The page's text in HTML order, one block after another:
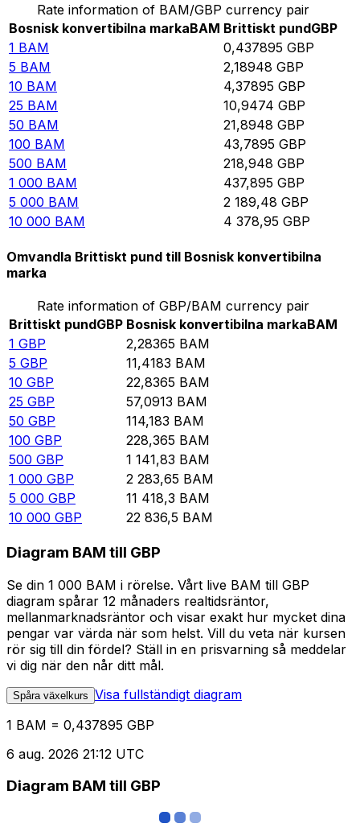
Rate information of BAM/GBP currency pair
Bosnisk konvertibilna markaBAM Brittiskt pundGBP
1 BAM 0,437895 GBP
5 BAM 2,18948 GBP
10 BAM 4,37895 GBP
25 BAM 10,9474 GBP
50 BAM 21,8948 GBP
100 BAM 43,7895 GBP
500 BAM 218,948 GBP
1 000 BAM 437,895 GBP
5 000 BAM 2 189,48 GBP
10 000 BAM 4 378,95 GBP
Omvandla Brittiskt pund till Bosnisk konvertibilna
marka
Rate information of GBP/BAM currency pair
Brittiskt pundGBP Bosnisk konvertibilna markaBAM
1 GBP 2,28365 BAM
5 GBP 11,4183 BAM
10 GBP 22,8365 BAM
25 GBP 57,0913 BAM
50 GBP 114,183 BAM
100 GBP 228,365 BAM
500 GBP 1 141,83 BAM
1 000 GBP 2 283,65 BAM
5 000 GBP 11 418,3 BAM
10 000 GBP 22 836,5 BAM
Diagram BAM till GBP
Se din 1 000 BAM i rörelse. Vårt live BAM till GBP
diagram spårar 12 månaders realtidsräntor,
mellanmarknadsräntor och visar exakt hur mycket dina
pengar var värda när som helst. Vill du veta när kursen
rör sig till din fördel? Ställ in en prisvarning så meddelar
vi dig när den når ditt mål.
Spåra växelkurs Visa fullständigt diagram
1 BAM = 0,437895 GBP
6 aug. 2026 21:12 UTC
Diagram BAM till GBP